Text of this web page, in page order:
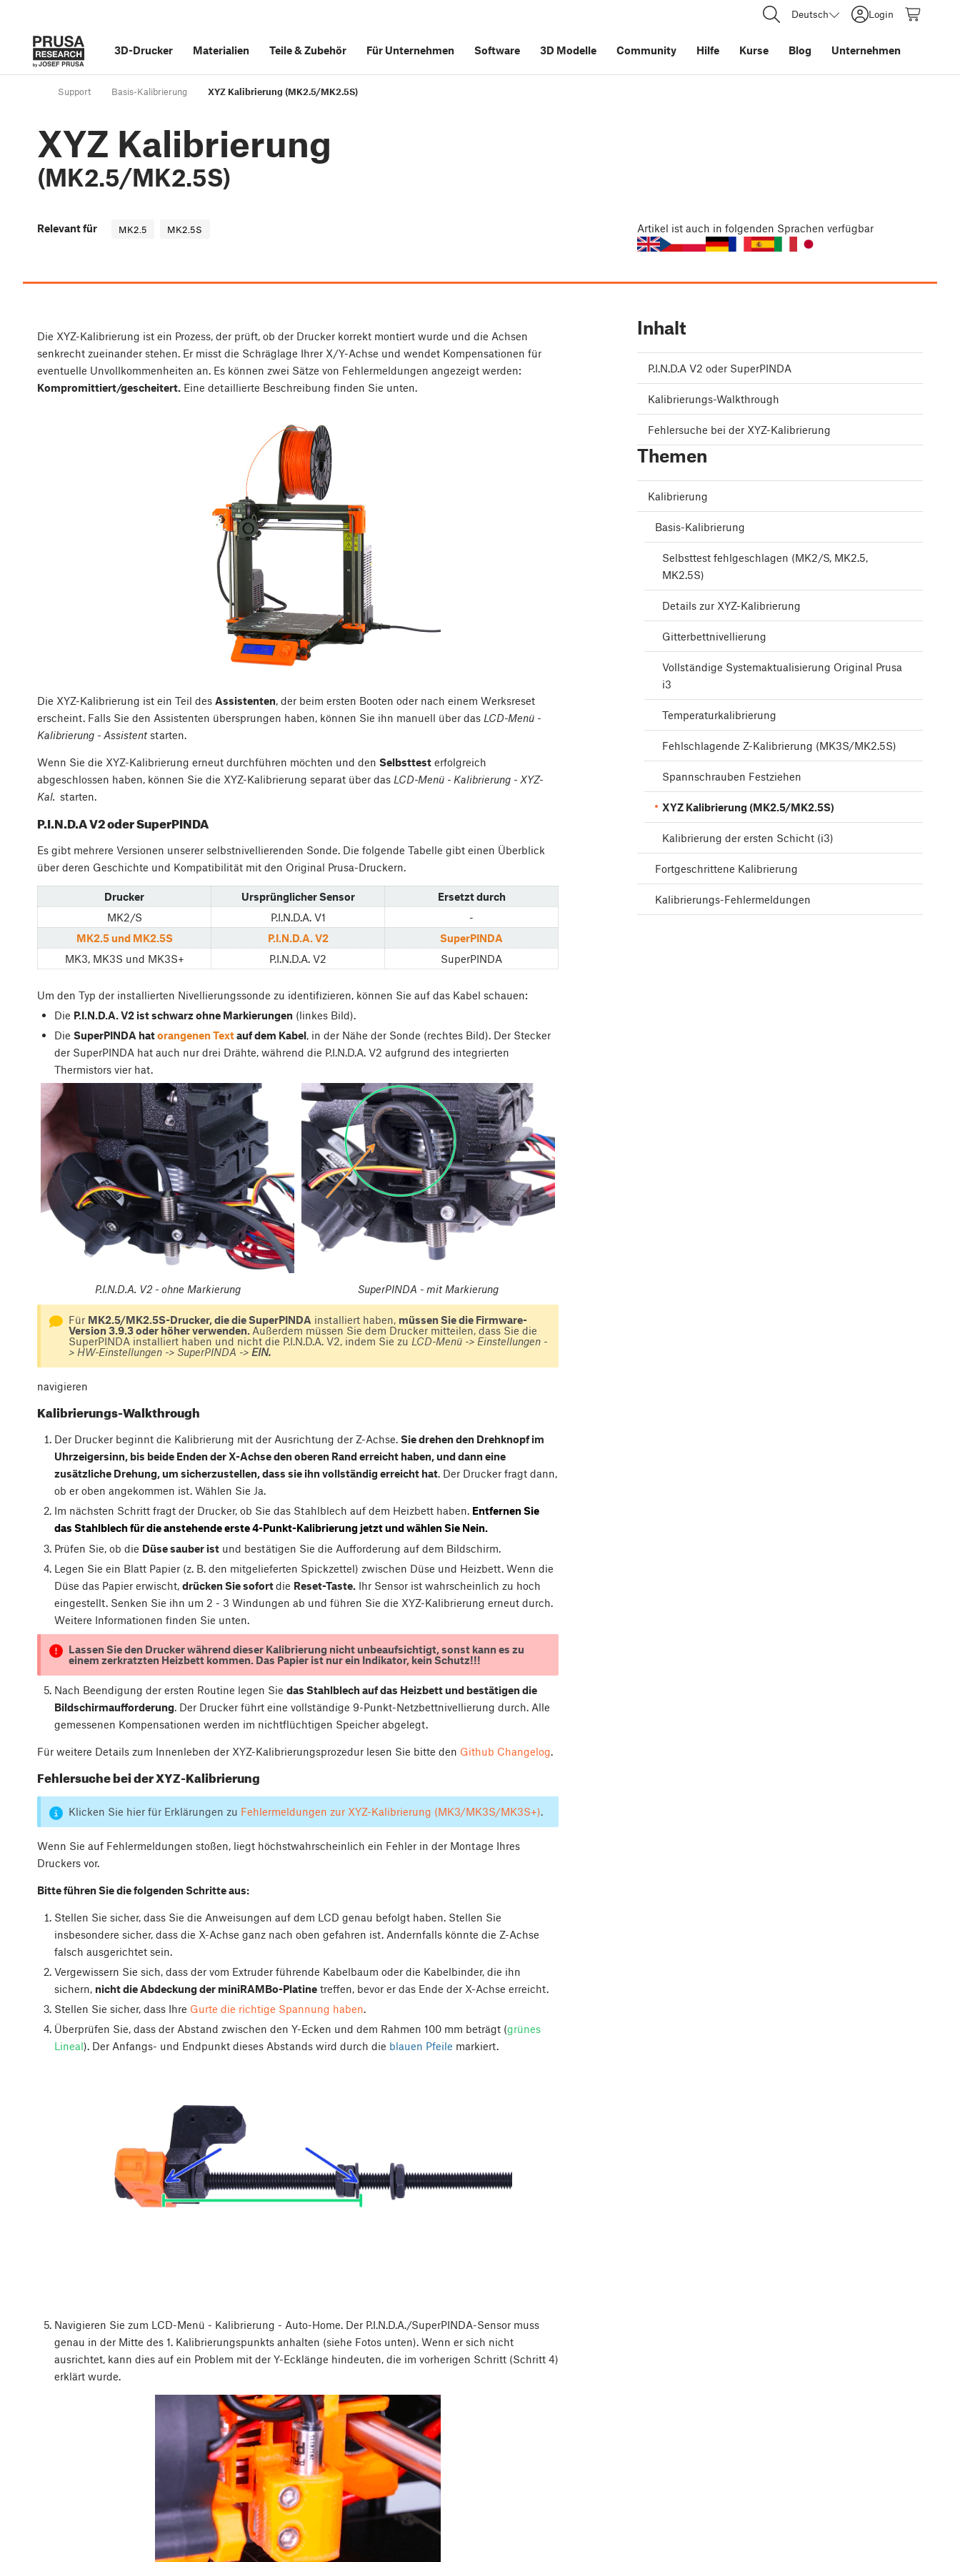
Deutsch Login
3D-Drucker Materialien Teile&Zubehör Für Unternehmen Software 3D Modelle Community Hilfe Kurse Blog Unternehmen
Support Basis-Kalibrierung XYZ Kalibrierung (MK2.5/MK2.5S)
XYZ Kalibrierung
(MK2.5/MK2.5S)
Relevant für MK2.5 MK2.5S Artikel ist auch in folgenden Sprachen verfügbar
Die XYZ-Kalibrierung ist ein Prozess, der prüft, ob der Drucker korrekt montiert wurde und die Achsen
senkrecht zueinander stehen. Er misst die Schräglage Ihrer X/Y-Achse und wendet Kompensationen für
eventuelle Unvollkommenheiten an. Es können zwei Sätze von Fehlermeldungen angezeigt werden:
Kompromittiert/gescheitert. Eine detaillierte Beschreibung finden Sie unten.
Die XYZ-Kalibrierung ist ein Teil des Assistenten, der beim ersten Booten oder nach einem Werksreset
erscheint. Falls Sie den Assistenten übersprungen haben, können Sie ihn manuell über das LCD-Menü -
Kalibrierung - Assistentstarten.
Wenn Sie die XYZ-Kalibrierung erneut durchführen möchten und den Selbsttest erfolgreich
abgeschlossen haben, können Sie die XYZ-Kalibrierung separat über das LCD-Menü - Kalibrierung - XYZ-
Kal. starten.
P.I.N.D.A V2 oder SuperPINDA
Es gibt mehrere Versionen unserer selbstnivellierenden Sonde. Die folgende Tabelle gibt einen Überblick
über deren Geschichte und Kompatibilität mit den Original Prusa-Druckern.
Drucker Ursprünglicher Sensor
Ersetzt durch
MK2/S
P.I.N.D.A. V1
-
MK2.5 und MK2.5S
P.I.N.D.A. V2
SuperPINDA
MK3, MK3S und MK3S+
P.I.N.D.A. V2 SuperPINDA
Um den Typ der installierten Nivellierungssonde zu identifizieren, können Sie auf das Kabel schauen:
Die P.I.N.D.A. V2 ist schwarz ohne Markierungen(linkes Bild).
Die SuperPINDA hatorangenen Textauf dem Kabel, in der Nähe der Sonde (rechtes Bild). Der Stecker
der SuperPINDA hat auch nur drei Drähte, während die P.I.N.D.A. V2 aufgrund des integrierten
Thermistors vier hat.
P.I.N.D.A. V2 - ohne Markierung SuperPINDA - mit Markierung
Für MK2.5/MK2.5S-Drucker, die die SuperPINDA installiert haben, müssen Sie die Firmware-
Version 3.9.3 oder höher verwenden. Außerdem müssen Sie dem Drucker mitteilen, dass Sie die
SuperPINDA installiert haben und nicht die P.I.N.D.A. V2, indem Sie zu LCD-Menü -> Einstellungen -
> HW-Einstellungen -> SuperPINDA -> EIN.
navigieren
Kalibrierungs-Walkthrough
Der Drucker beginnt die Kalibrierung mit der Ausrichtung der Z-Achse. Sie drehen den Drehknopf im
Uhrzeigersinn, bis beide Enden der X-Achse den oberen Rand erreicht haben, und dann eine
zusätzliche Drehung, um sicherzustellen, dass sie ihn vollständig erreicht hat. Der Drucker fragt dann,
ob er oben angekommen ist. Wählen Sie Ja.
Im nächsten Schritt fragt der Drucker, ob Sie das Stahlblech auf dem Heizbett haben. Entfernen Sie
das Stahlblech für die anstehende erste 4-Punkt-Kalibrierung jetzt und wählen Sie Nein.
Prüfen Sie, ob die Düse sauber istund bestätigen Sie die Aufforderung auf dem Bildschirm.
Legen Sie ein Blatt Papier (z. B. den mitgelieferten Spickzettel) zwischen Düse und Heizbett. Wenn die
Düse das Papier erwischt, drücken Sie sofortdie Reset-Taste.Ihr Sensor ist wahrscheinlich zu hoch
eingestellt. Senken Sie ihn um 2 - 3 Windungen ab und führen Sie die XYZ-Kalibrierung erneut durch.
Weitere Informationen finden Sie unten.
Lassen Sie den Drucker während dieser Kalibrierung nicht unbeaufsichtigt, sonst kann es zu
einem zerkratzten Heizbett kommen. Das Papier ist nur ein Indikator, kein Schutz!!!
Nach Beendigung der ersten Routine legen Sie das Stahlblech auf das Heizbett und bestätigen die
Bildschirmaufforderung. Der Drucker führt eine vollständige 9-Punkt-Netzbettnivellierung durch. Alle
gemessenen Kompensationen werden im nichtflüchtigen Speicher abgelegt.
Für weitere Details zum Innenleben der XYZ-Kalibrierungsprozedur lesen Sie bitte den Github Changelog.
Fehlersuche bei der XYZ-Kalibrierung
Klicken Sie hier für Erklärungen zu Fehlermeldungen zur XYZ-Kalibrierung (MK3/MK3S/MK3S+)
Wenn Sie auf Fehlermeldungen stoßen, liegt höchstwahrscheinlich ein Fehler in der Montage Ihres
Druckers vor.
Bitte führen Sie die folgenden Schritte aus:
Stellen Sie sicher, dass Sie die Anweisungen auf dem LCD genau befolgt haben. Stellen Sie
insbesondere sicher, dass die X-Achse ganz nach oben gefahren ist. Andernfalls könnte die Z-Achse
falsch ausgerichtet sein.
Vergewissern Sie sich, dass der vom Extruder führende Kabelbaum oder die Kabelbinder, die ihn
sichern, nicht die Abdeckung der miniRAMBo-Platinetreffen, bevor er das Ende der X-Achse erreicht.
Stellen Sie sicher, dass Ihre Gurte die richtige Spannung haben.
Überprüfen Sie, dass der Abstand zwischen den Y-Ecken und dem Rahmen 100 mm beträgt (grünes
Lineal). Der Anfangs- und Endpunkt dieses Abstands wird durch die blauen Pfeile markiert.
Navigieren Sie zum LCD-Menü - Kalibrierung - Auto-Home. Der P.I.N.D.A./SuperPINDA-Sensor muss
genau in der Mitte des 1. Kalibrierungspunkts anhalten (siehe Fotos unten). Wenn er sich nicht
ausrichtet, kann dies auf ein Problem mit der Y-Ecklänge hindeuten, die im vorherigen Schritt (Schritt 4)
erklärt wurde.
Inhalt
P.I.N.D.A V2 oder SuperPINDA
Kalibrierungs-Walkthrough
Fehlersuche bei der XYZ-Kalibrierung
Themen
Kalibrierung
Basis-Kalibrierung
Selbsttest fehlgeschlagen (MK2/S, MK2.5,
MK2.5S)
Details zur XYZ-Kalibrierung
Gitterbettnivellierung
Vollständige Systemaktualisierung Original Prusa
i3
Temperaturkalibrierung
Fehlschlagende Z-Kalibrierung (MK3S/MK2.5S)
Spannschrauben Festziehen
XYZ Kalibrierung (MK2.5/MK2.5S)
Kalibrierung der ersten Schicht (i3)
Fortgeschrittene Kalibrierung
Kalibrierungs-Fehlermeldungen